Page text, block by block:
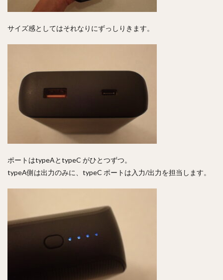
サイズ感としてはそれなりにずっしりきます。
ポートはtypeAとtypeC がひとつずつ。
typeA側は出力のみに、typeC ポートは入力/出力を担当します。